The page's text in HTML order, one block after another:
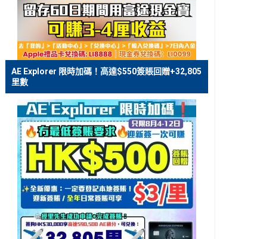
AE Explorer 限時加碼！高達$550簽賬回贈+32,805
里數